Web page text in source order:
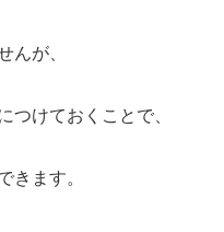
んが、
つけておくことで、
きます。